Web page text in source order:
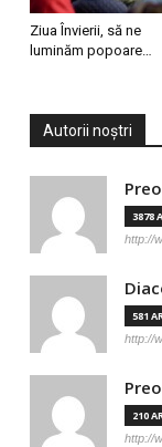
Ziua Învierii, să ne
luminăm popoare…
Autorii noștri
3878
http://
581
http://
210
http://